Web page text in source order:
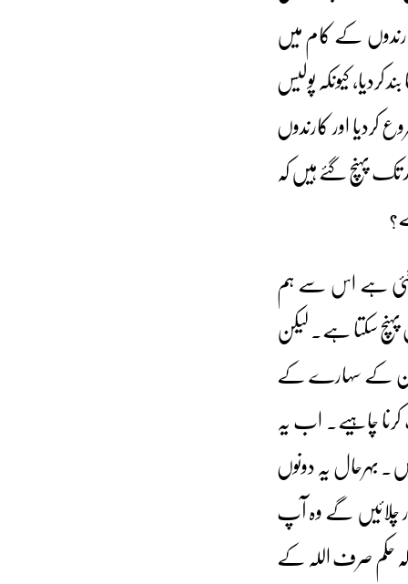
کے کام میں
کیونکہ پولیس
اور کارندوں
پہنچ گئے ہیں کہ
ہے اس سے ہم
سکتا ہے۔ لیکن
کے سہارے کے
چاہیے۔ اب یہ
بہرحال یہ دونوں
چلائیں گے وہ آپ
حکم صرف اللہ کے